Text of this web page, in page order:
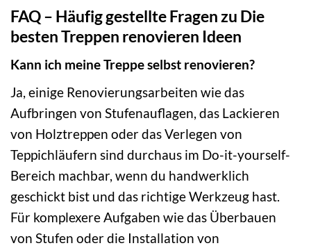
FAQ – Häufig gestellte Fragen zu Die
besten Treppen renovieren Ideen
Kann ich meine Treppe selbst renovieren?
Ja, einige Renovierungsarbeiten wie das
Aufbringen von Stufenauflagen, das Lackieren
von Holztreppen oder das Verlegen von
Teppichläufern sind durchaus im Do-it-yourself-
Bereich machbar, wenn du handwerklich
geschickt bist und das richtige Werkzeug hast.
Für komplexere Aufgaben wie das Überbauen
von Stufen oder die Installation von